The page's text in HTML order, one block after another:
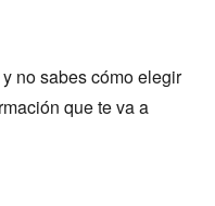
no sabes cómo elegir
que te va a